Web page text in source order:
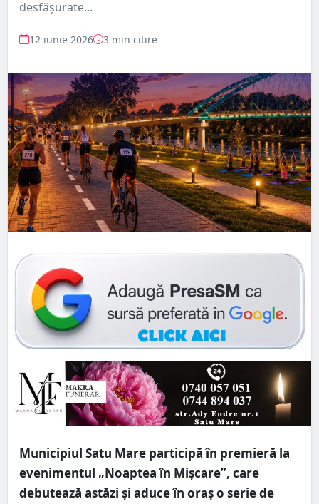
desfășurate...
12 iunie 2026 3 min citire
Municipiul Satu Mare participă în premieră la
evenimentul „Noaptea în Mișcare”, care
debutează astăzi și aduce în oraș o serie de